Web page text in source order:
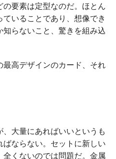
要素は定型なのだ。ほとん
いることであり、想像でき
らないこと、驚きを組み込
高デザインのカード、それ
大量にあればいいというも
ならない。セットに新しい
くないのでは問題だ。金属